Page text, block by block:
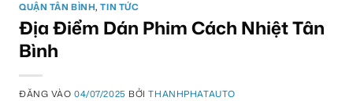
QUẬN TÂN BÌNH,TIN TỨC
Địa Điểm Dán Phim Cách Nhiệt Tân
Bình
ĐĂNG VÀO04/07/2025 BỞITHANHPHATAUTO